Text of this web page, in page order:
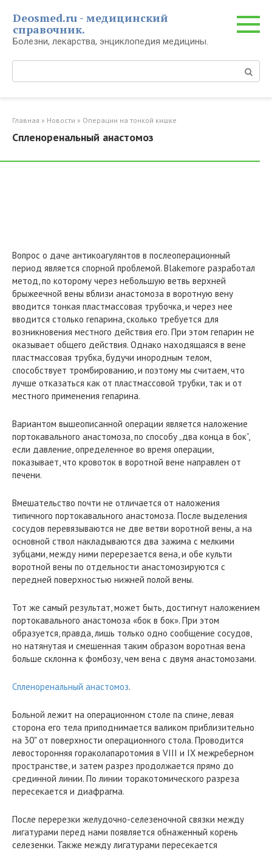
контенту
Deosmed.ru - медицинский
справочник.
Болезни, лекарства, энциклопедия медицины.
Главная » Новости » Операции на тонкой кишке
Спленоренальный анастомоз
Вопрос о даче антикоагулянтов в послеоперационный
период является спорной проблемой. Blakemore разработал
метод, по которому через небольшую ветвь верхней
брыжеечной вены вблизи анастомоза в воротную вену
вводится тонкая пластмассовая трубочка, и через нее
вводится столько гепарина, сколько требуется для
возникновения местного действия его. При этом гепарин не
оказывает общего действия. Однако находящаяся в вене
пластмассовая трубка, будучи инородным телом,
способствует тромбированию, и поэтому мы считаем, что
лучше отказаться как от пластмассовой трубки, так и от
местного применения гепарина.
Вариантом вышеописанной операции является наложение
портокавального анастомоза, по способу „два конца в бок”,
если давление, определенное во время операции,
показывает, что кровоток в воротной вене направлен от
печени.
Вмешательство почти не отличается от наложения
типичного портокавального анастомоза. После выделения
сосудов перевязываются не две ветви воротной вены, а на
основной ствол накладываются два зажима с мелкими
зубцами, между ними перерезается вена, и обе культи
воротной вены по отдельности анастомозируются с
передней поверхностью нижней полой вены.
Тот же самый результат, может быть, достигнут наложением
портокавального анастомоза «бок в бок». При этом
образуется, правда, лишь только одно сообщение сосудов,
но натянутая и смешенная таким образом воротная вена
больше склонна к фомбозу, чем вена с двумя анастомозами.
Спленоренальный анастомоз.
Больной лежит на операционном столе па спине, левая
сторона его тела приподнимается валиком приблизительно
на 30" от поверхности операционного стола. Проводится
левосторонняя гораколапаротомия в VIII и IX межреберном
пространстве, и затем разрез продолжается прямо до
срединной линии. По линии торакотомического разреза
пересекается и диафрагма.
После перерезки желудочно-селезеночной связки между
лигатурами перед нами появляется обнаженный корень
селезенки. Также между лигатурами пересекается